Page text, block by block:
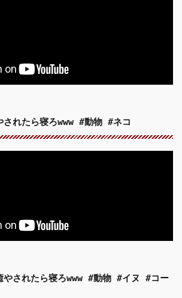
されたら寝ろwww #動物 #ネコ
やされたら寝ろwww #動物 #イヌ #コー